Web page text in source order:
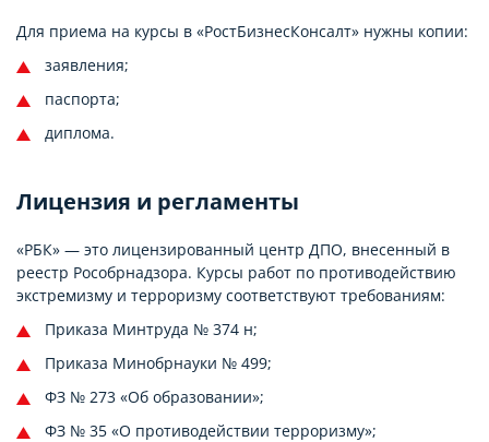
Для приема на курсы в «РостБизнесКонсалт» нужны копии:
заявления;
паспорта;
диплома.
Лицензия и регламенты
«РБК» — это лицензированный центр ДПО, внесенный в
реестр Рособрнадзора. Курсы работ по противодействию
экстремизму и терроризму соответствуют требованиям:
Приказа Минтруда № 374 н;
Приказа Минобрнауки № 499;
ФЗ № 273 «Об образовании»;
ФЗ № 35 «О противодействии терроризму»;